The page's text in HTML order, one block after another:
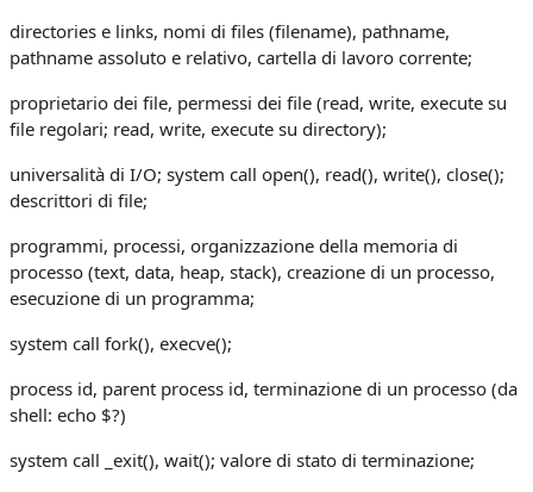
directories e links, nomi di files (filename), pathname,
pathname assoluto e relativo, cartella di lavoro corrente;
proprietario dei file, permessi dei file (read, write, execute su
file regolari; read, write, execute su directory);
universalità di I/O; system call open(), read(), write(), close();
descrittori di file;
programmi, processi, organizzazione della memoria di
processo (text, data, heap, stack), creazione di un processo,
esecuzione di un programma;
system call fork(), execve();
process id, parent process id, terminazione di un processo (da
shell: echo $?)
system call _exit(), wait(); valore di stato di terminazione;